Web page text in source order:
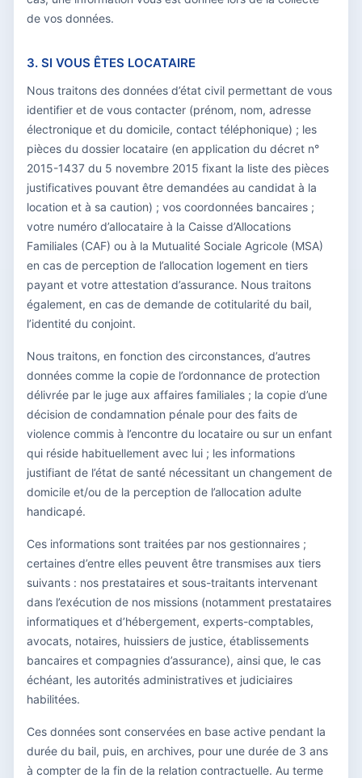
de vos données.
3. SI VOUS ÊTES LOCATAIRE
Nous traitons des données d’état civil permettant de vous
identifier et de vous contacter (prénom, nom, adresse
électronique et du domicile, contact téléphonique) ; les
pièces du dossier locataire (en application du décret n°
2015-1437 du 5 novembre 2015 fixant la liste des pièces
justificatives pouvant être demandées au candidat à la
location et à sa caution) ; vos coordonnées bancaires ;
votre numéro d’allocataire à la Caisse d’Allocations
Familiales (CAF) ou à la Mutualité Sociale Agricole (MSA)
en cas de perception de l’allocation logement en tiers
payant et votre attestation d’assurance. Nous traitons
également, en cas de demande de cotitularité du bail,
l’identité du conjoint.
Nous traitons, en fonction des circonstances, d’autres
données comme la copie de l’ordonnance de protection
délivrée par le juge aux affaires familiales ; la copie d’une
décision de condamnation pénale pour des faits de
violence commis à l’encontre du locataire ou sur un enfant
qui réside habituellement avec lui ; les informations
justifiant de l’état de santé nécessitant un changement de
domicile et/ou de la perception de l’allocation adulte
handicapé.
Ces informations sont traitées par nos gestionnaires ;
certaines d’entre elles peuvent être transmises aux tiers
suivants : nos prestataires et sous-traitants intervenant
dans l’exécution de nos missions (notamment prestataires
informatiques et d’hébergement, experts-comptables,
avocats, notaires, huissiers de justice, établissements
bancaires et compagnies d’assurance), ainsi que, le cas
échéant, les autorités administratives et judiciaires
habilitées.
Ces données sont conservées en base active pendant la
durée du bail, puis, en archives, pour une durée de 3 ans
à compter de la fin de la relation contractuelle. Au terme